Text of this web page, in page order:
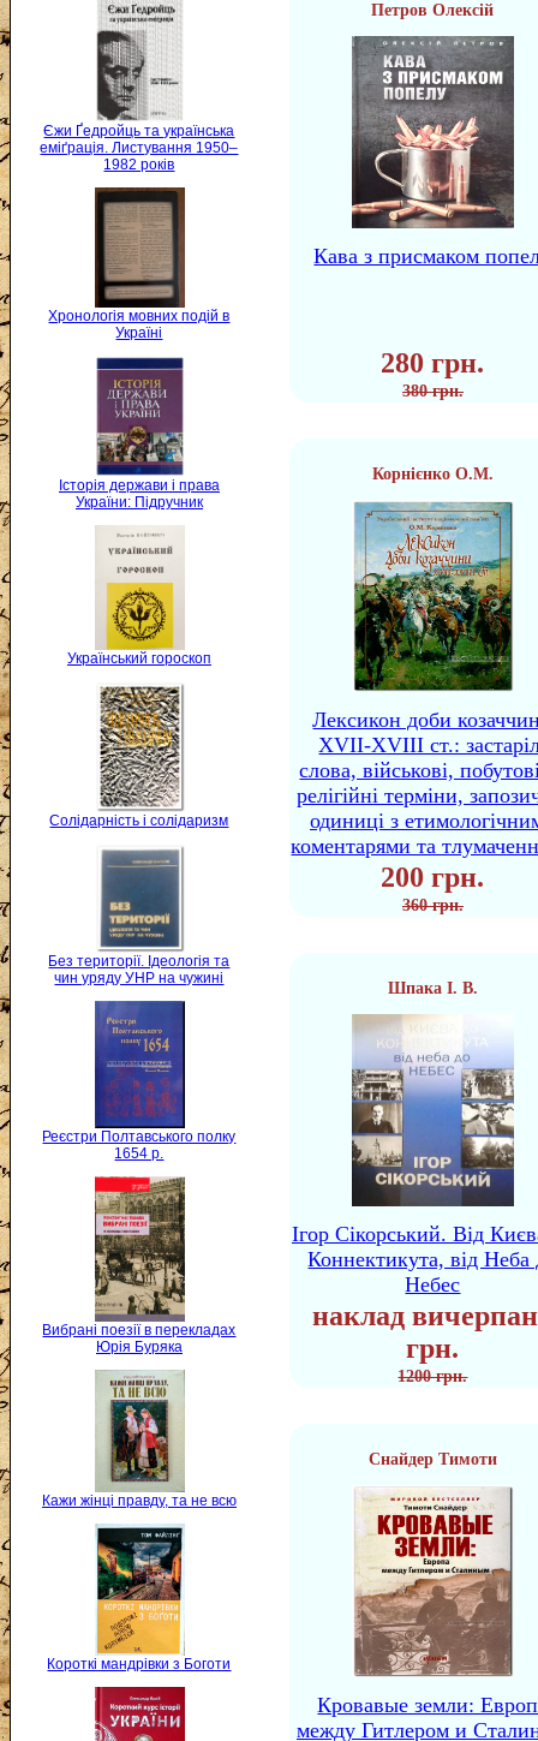
Єжи Ґедройць та українська
еміґрація. Листування 1950–
1982 років
Хронологія мовних подій в
Україні
Історія держави і права
України: Підручник
Український гороскоп
Солідарність і солідаризм
Без території. Ідеологія та
чин уряду УНР на чужині
Реєстри Полтавського полку
1654 р.
Вибрані поезії в перекладах
Юрія Буряка
Кажи жінці правду, та не всю
Короткі мандрівки з Боготи
Петров Олексій
Кава з присмаком
280 грн.
380 грн.
Корнієнко О.М.
Лексикон доби
XVII-XVIII ст.:
слова, військові,
релігійні терміни,
одиниці з
коментарями та
200 грн.
360 грн.
Шпака І. В.
Ігор Сікорський. Від
Коннектикута, від Неба
Небес
наклад
грн.
1200 грн.
Снайдер Тимоти
Кровавые земли:
между Гитлером и